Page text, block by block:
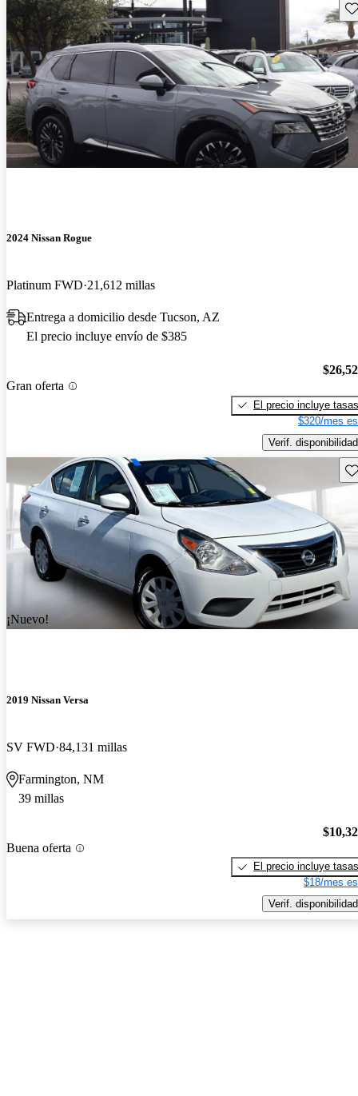
2024 Nissan Rogue
Platinum FWD 21,612 millas
Entrega a domicilio desde Tucson, AZ
El precio incluye envío de $385
Gran oferta
El precio incluye tasas
$320/mes
Verif. disponibilidad
¡Nuevo!
2019 Nissan Versa
SV FWD 84,131 millas
Farmington, NM
39 millas
Buena oferta
El precio incluye tasas
$18/mes
Verif. disponibilidad